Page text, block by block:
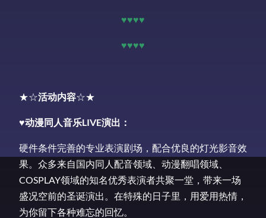
♥♥♥♥
♥♥♥♥
★☆活动内容☆★
♥动漫同人音乐LIVE演出：
硬件条件完善的专业表演剧场，配合优良的灯光影音效
果。众多来自国内同人配音领域、动漫翻唱领域、
COSPLAY领域的知名优秀表演者共聚一堂，带来一场
盛况空前的圣诞演出。在特殊的日子里，用爱用热情，
为你留下各种难忘的回忆。